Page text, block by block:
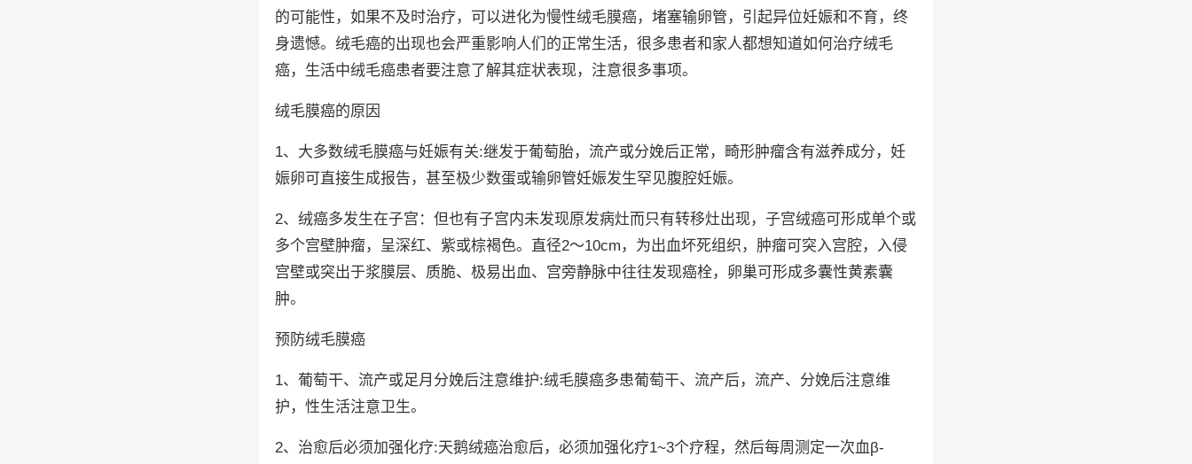
的可能性，如果不及时治疗，可以进化为慢性绒毛膜癌，堵塞输卵管，引起异位妊娠和不育，终
身遗憾。绒毛癌的出现也会严重影响人们的正常生活，很多患者和家人都想知道如何治疗绒毛
癌，生活中绒毛癌患者要注意了解其症状表现，注意很多事项。
绒毛膜癌的原因
1、大多数绒毛膜癌与妊娠有关:继发于葡萄胎，流产或分娩后正常，畸形肿瘤含有滋养成分，妊
娠卵可直接生成报告，甚至极少数蛋或输卵管妊娠发生罕见腹腔妊娠。
2、绒癌多发生在子宫：但也有子宫内未发现原发病灶而只有转移灶出现，子宫绒癌可形成单个或
多个宫壁肿瘤，呈深红、紫或棕褐色。直径2～10cm，为出血坏死组织，肿瘤可突入宫腔，入侵
宫壁或突出于浆膜层、质脆、极易出血、宫旁静脉中往往发现癌栓，卵巢可形成多囊性黄素囊
肿。
预防绒毛膜癌
1、葡萄干、流产或足月分娩后注意维护:绒毛膜癌多患葡萄干、流产后，流产、分娩后注意维
护，性生活注意卫生。
2、治愈后必须加强化疗:天鹅绒癌治愈后，必须加强化疗1~3个疗程，然后每周测定一次血β-